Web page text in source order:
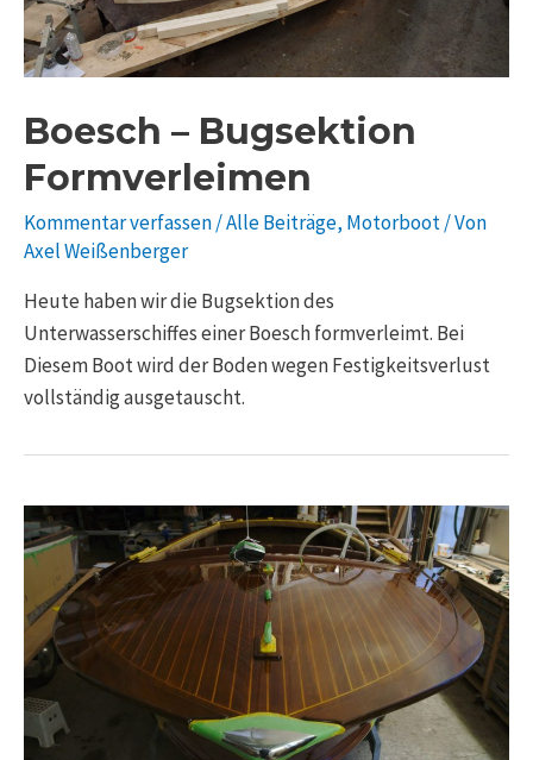
Boesch – Bugsektion
Formverleimen
Kommentar verfassen/Alle Beiträge, Motorboot/ Von
Axel Weißenberger
Heute haben wir die Bugsektion des
Unterwasserschiffes einer Boesch formverleimt. Bei
Diesem Boot wird der Boden wegen Festigkeitsverlust
vollständig ausgetauscht.
Piantoni
raus,
Black
Koj
rein,
am
Boesch
gehts